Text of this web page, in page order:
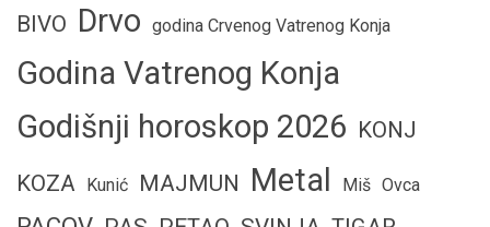
BIVO Drvo godina Crvenog Vatrenog Konja
Godina Vatrenog Konja
Godišnji horoskop 2026 KONJ
KOZA Kunić MAJMUN Metal Miš Ovca